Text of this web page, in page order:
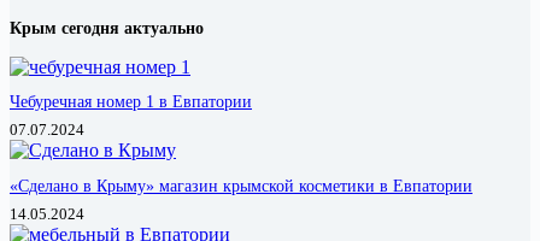
Крым сегодня актуально
Чебуречная номер 1 в Евпатории
07.07.2024
«Сделано в Крыму» магазин крымской косметики в Евпатории
14.05.2024